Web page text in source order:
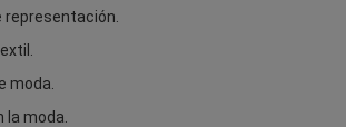
moda.
la moda.